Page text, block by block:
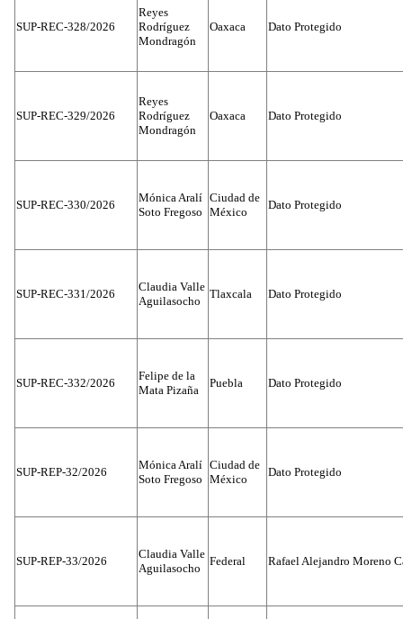
SUP-REC-328/2026
Reyes
Rodríguez
Mondragón
Oaxaca Dato Protegido
SUP-REC-329/2026
Reyes
Rodríguez
Mondragón
Oaxaca Dato Protegido
SUP-REC-330/2026
Mónica Aralí
Soto Fregoso
Ciudad de
México
Dato Protegido
SUP-REC-331/2026
Claudia Valle
Aguilasocho
Tlaxcala Dato Protegido
SUP-REC-332/2026
Felipe de la
Mata Pizaña
Puebla Dato Protegido
SUP-REP-32/2026
Mónica Aralí
Soto Fregoso
Ciudad de
México
Dato Protegido
SUP-REP-33/2026
Claudia Valle
Aguilasocho
Federal Rafael Alejandro Moreno